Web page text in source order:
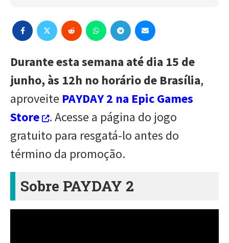
Durante esta semana até dia 15 de
junho, às 12h no horário de Brasília,
aproveite PAYDAY 2 na Epic Games
Store
. Acesse a página do jogo
gratuito para resgatá-lo antes do
término da promoção.
Sobre PAYDAY 2